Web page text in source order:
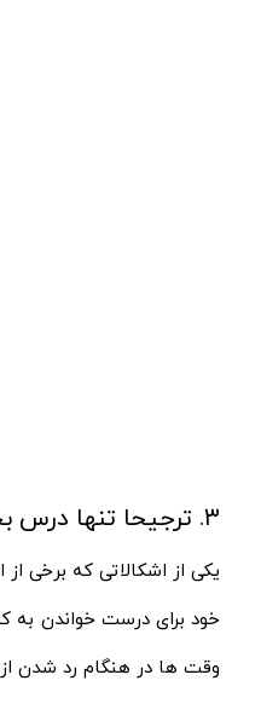
۳. ترجیحا تنها درس بخوانید.
یکی از اشکالاتی که برخی
خود برای درست خواندن به
وقت‌ ها در هنگام رد شدن از